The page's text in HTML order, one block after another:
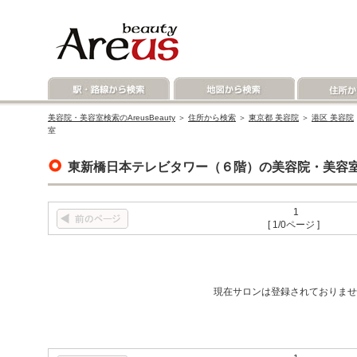
美容院・美容室検索のAreusBeauty ＞ 住所から検索 ＞ 東京都 美容院 ＞ 港区 美容院
室
東新橋日本テレビタワー（６階）の美容院・美容
1
[ 1/0ページ ]
現在サロンは登録されておりま